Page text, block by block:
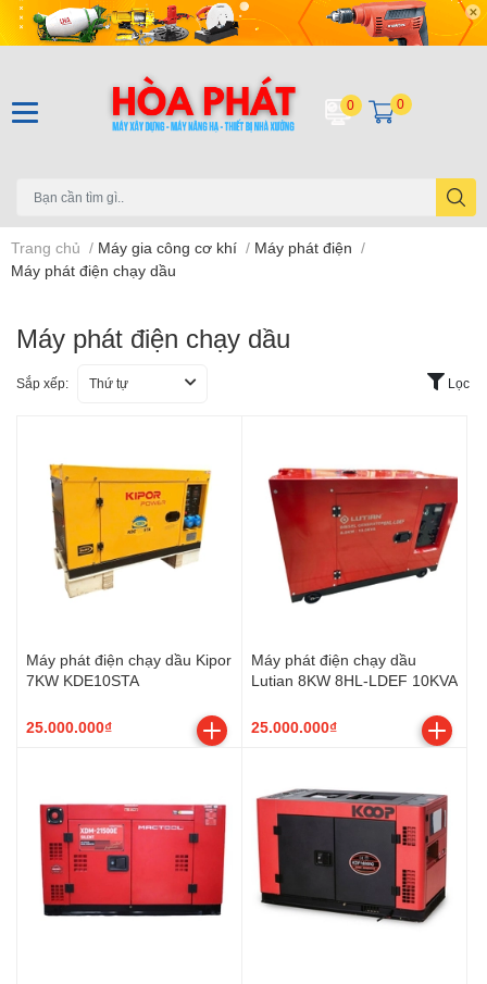
0 0
Trang chủ / Máy gia công cơ khí / Máy phát điện /
Máy phát điện chạy dầu
Máy phát điện chạy dầu
Sắp xếp: Thứ tự Lọc
Máy phát điện chạy dầu Kipor
7KW KDE10STA
25.000.000₫
Máy phát điện chạy dầu
Lutian 8KW 8HL-LDEF 10KVA
25.000.000₫